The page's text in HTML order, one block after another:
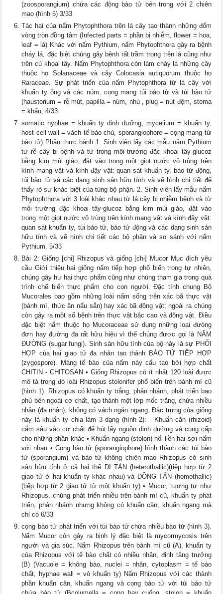
(zoosporangium) chứa các động bào tử bên trong với 2 chiên
mao (hình 5) 3/33
Tác hại của nấm Phytophthora trên lá cây tạo thành những đốm
vòng tròn đồng tâm (Infected parts = phần bị nhiễm, flower = hoa,
leaf = lá) Khác với nấm Pythium, nấm Phytophthora gây ra bệnh
cháy lá, đặc biệt chúng gây bệnh rất trầm trọng trên lá cũng như
trên củ khoai tây. Nấm Phytophthora còn làm cháy lá những cây
thuộc họ Solanaceae và cây Colocasia autiquorum thuộc họ
Raraceae. Sự phát triển của nấm Phytophthora từ lá cây với
khuẩn ty ống và các núm, cọng mang túi bào tử và túi bào tử
(haustorium = rễ mút, papilla = núm, nhú , plug = nút đệm, stoma
= khẩu, 4/33
somatic hyphae = khuẩn ty dinh dưỡng, mycelium = khuẩn ty,
host cell wall = vách tế bào chủ, sporangiophore = cọng mang túi
bào tử) Phần thực hành 1. Sinh viên lấy các mẫu nấm Pythium
từ rễ cây bị bệnh và từ trong môi trường đặc khoai tây-glucoz
bằng kim mủi giáo, đặt vào trong một giọt nước vô trùng trên
kính mang vật và kính đậy vật: quan sát khuẩn ty, bào tử động,
túi bào tử và các dạng sinh sản hữu tính và vẽ hình chi tiết để
thấy rỏ sự khác biệt của tùng bộ phận. 2. Sinh viên lấy mẫu nấm
Phytophthora với 3 loài khác nhau từ lá cây bị nhiễm bệnh và từ
môi trường đặc khoai tây-glucoz bằng kim mủi giáo, đặt vào
trong một giọt nước vô trùng trên kính mang vật và kính đậy vật:
quan sát khuẩn ty, túi bào tử, bào tử động và các dạng sinh sản
hữu tính và vẽ hình chi tiết các bộ phận và so sánh với nấm
Pythium. 5/33
Bài 2: Giống [chi] Rhizopus và giống [chi] Mucor Mục đích yêu
cầu Giới thiệu hai giống nấm tiếp hợp phổ biến trong tự nhiên,
chúng gây hư hại thực phẩm cũng như chúng tham gia trong quá
trình chế biến thực phẩm cho con người. Đặc tính chung Bộ
Mucorales bao gồm những loài nấm sống trên xác bã thực vật
(bánh mì, thức ăn nấu sẳn) hay xác bã động vật; ngoài ra chúng
còn gây ra một số bệnh trên thực vật bậc cao và động vật. Điều
đặc biệt nấm thuộc họ Mucoraceae sử dụng những loại đưòng
đơn hay đường đa rất hữu hiệu vì thế chúng được gọi là NẤM
ĐƯỜNG (sugar fungi). Sinh sản hữu tính của bộ này là sự PHỐI
HỢP của hai giao tử đa nhân tạo thành BÀO TỬ TIẾP HỢP
(zygospore). Màng tế bào của nấm này cấu tạo bởi hợp chất
CHITIN - CHITOSAN • Giống Rhizopus có ít nhất 120 loài được
mô tả trong đó loài Rhizopus stolonifer phổ biến trên bánh mì cũ
(hình 1). Rhizopus có khuẩn ty trắng, phân nhánh, phát triển bao
phủ bên ngoài cơ chất, tạo thành một lớp mốc trắng, chứa nhiều
nhân (đa nhân), không có vách ngăn ngang. Đặc trưng của giống
này là khuẩn ty chia làm 3 dạng (hình 2): - Khuẩn căn (rhizoid)
cắm sâu vào cơ chất để hút lấy nguồn dinh dưỡng và cung cấp
cho những phần khác • Khuẩn ngang (stolon) nối liền hai sợi nấm
với nhau • Cọng bào tử (sporangiophore) hình thành các túi bào
tử (sporangium) và bào tử không chiên mao Rhizopus có sinh
sản hữu tính ở cả hai thể DỊ TẢN (heterothallic)(tiếp hợp từ 2
giao tử ở hai khuẩn ty khác nhau) và ĐỒNG TẢN (homothallic)
(tiếp hợp từ 2 giao tử từ một khuẩn ty) • Mucor, tương tự như
Rhizopus, chúng phát triển nhiều trên bánh mì cũ, khuẩn ty phát
triển, phân nhánh nhưng không có khuẩn căn, khuẩn ngang mà
chỉ có 6/33
cọng bào tử phát triển với túi bào tử chứa nhiều bào tử (hình 3).
Nấm Mucor còn gây ra bịnh lý đặc biệt là mycormycosis trên
người và gia súc. Nấm Rhizopus trên bánh mì cũ (A), khuẩn ty
của Rhizopus với tế bào chất có nhiều nhân, đỉnh tăng trưởng
(B) (Vacuole = không bào, nuclei = nhân, cytoplasm = tế bào
chất, hyphae wall = vỏ khuẩn ty) Nấm Rhizopus với các thành
phần khuẩn căn, khuẩn ngang và cọng bào tử với túi bào tử